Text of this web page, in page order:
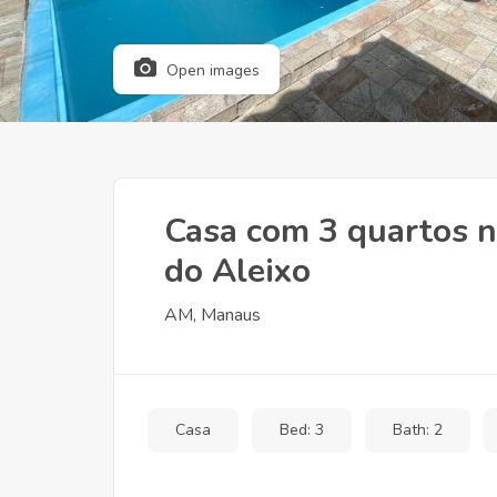
Open images
Casa com 3 quartos
do Aleixo
AM, Manaus
Casa Bed: 3 Bath: 2